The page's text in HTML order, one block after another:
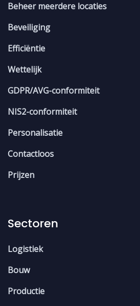
Beheer meerdere locaties
Beveiliging
Efficiëntie
Wettelijk
GDPR/AVG-conformiteit
NIS2-conformiteit
Personalisatie
Contactloos
Prijzen
Sectoren
Logistiek
Bouw
Productie